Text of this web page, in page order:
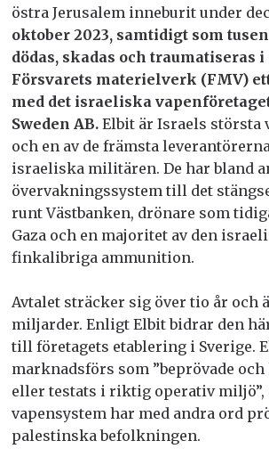
östra Jerusalem inneburit under
oktober 2023, samtidigt som
dödas, skadas och traumatiseras i
Försvarets materielverk (FMV)
med det israeliska
Sweden AB.Elbit är Israels största
och en av de främsta
israeliska militären. De har bland
övervakningssystem till det
runt Västbanken, drönare som
Gaza och en majoritet av den
finkalibriga ammunition.
Avtalet sträcker sig över tio år och
miljarder. Enligt Elbit bidrar den
till företagets etablering i Sverige.
marknadsförs som ”beprövade och
eller testats i riktig operativ miljö”,
vapensystem har med andra ord
palestinska befolkningen.